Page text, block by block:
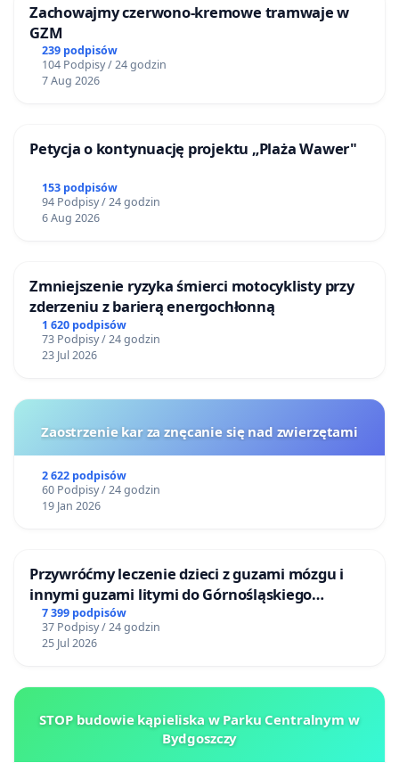
Zachowajmy czerwono-kremowe tramwaje w
GZM
239 podpisów
104 Podpisy / 24 godzin
7 Aug 2026
Petycja o kontynuację projektu „Plaża Wawer"
153 podpisów
94 Podpisy / 24 godzin
6 Aug 2026
Zmniejszenie ryzyka śmierci motocyklisty przy
zderzeniu z barierą energochłonną
1 620 podpisów
73 Podpisy / 24 godzin
23 Jul 2026
Zaostrzenie kar za znęcanie się nad zwierzętami
2 622 podpisów
60 Podpisy / 24 godzin
19 Jan 2026
Przywróćmy leczenie dzieci z guzami mózgu i
innymi guzami litymi do Górnośląskiego
Centrum Zdrowia Dziecka w Katowicach
7 399 podpisów
37 Podpisy / 24 godzin
25 Jul 2026
STOP budowie kąpieliska w Parku Centralnym w
Bydgoszczy